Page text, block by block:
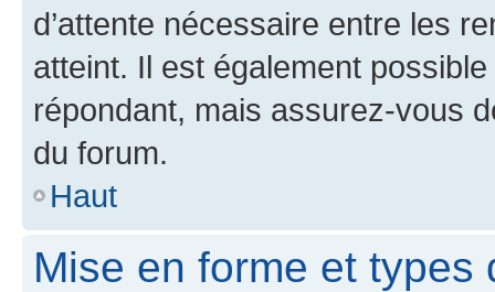
d’attente nécessaire entre les
atteint. Il est également
répondant, mais assurez-vous
du forum.
Haut
Mise en forme et types